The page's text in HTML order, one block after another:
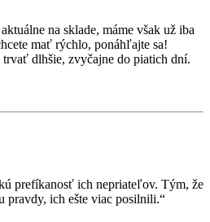
na sklade, máme však už iba
mať rýchlo, ponáhľajte sa!
dlhšie, zvyčajne do piatich dní.
prefíkanosť ich nepriateľov. Tým, že
pravdy, ich ešte viac posilnili.